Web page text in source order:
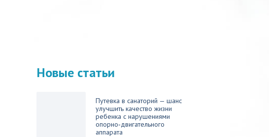
Новые статьи
Путевка в санаторий — шанс
улучшить качество жизни
ребенка с нарушениями
опорно‑двигательного
аппарата